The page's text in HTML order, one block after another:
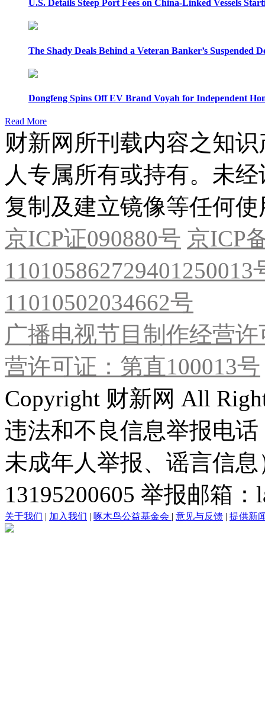
U.S. Details Steep Port Fees on China-Linked Vessels
The Shady Deals Behind a Veteran Banker’s Suspended
Dongfeng Spins Off EV Brand Voyah for Independent
Read More
财新网所刊载内容之知
人专属所有或持有。未
复制及建立镜像等任何使
京ICP证090880号 京ICP
11010502034662号
广播电视节目制作经营
营许可证：第直100013号
Copyright 财新网 All
违法和不良信息举报电
未成年人举报、谣言信
13195200605 举报邮箱
关于我们 | 加入我们 | 啄木鸟公益基金会 | 意见与反馈 | 提供新